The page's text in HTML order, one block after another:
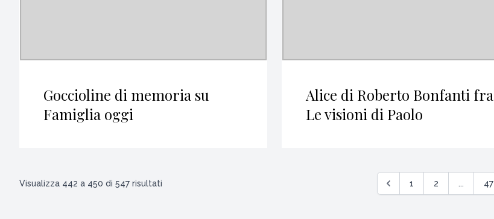
Goccioline di memoria su
Famiglia oggi
Alice di Roberto Bonfanti fra
Le visioni di Paolo
Visualizza 442 a 450 di 547 risultati 1 2 ... 47